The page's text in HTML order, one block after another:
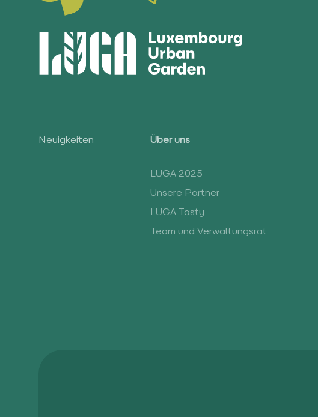
Neuigkeiten Über uns
LUGA 2025
Unsere Partner
LUGA Tasty
Team und Verwaltungsrat